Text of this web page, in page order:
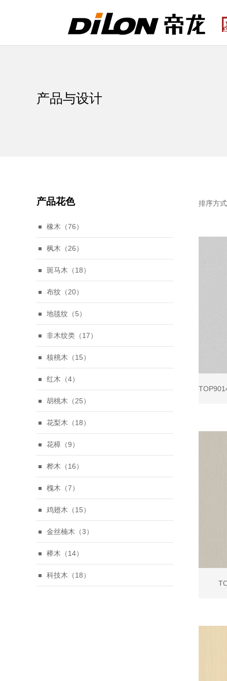
产品与设计
产品花色
橡木（76）
枫木（26）
斑马木（18）
布纹（20）
地毯纹（5）
非木纹类（17）
核桃木（15）
红木（4）
胡桃木（25）
花梨木（18）
花樟（9）
桦木（16）
槐木（7）
鸡翅木（15）
金丝楠木（3）
榉木（14）
科技木（18）
排序方